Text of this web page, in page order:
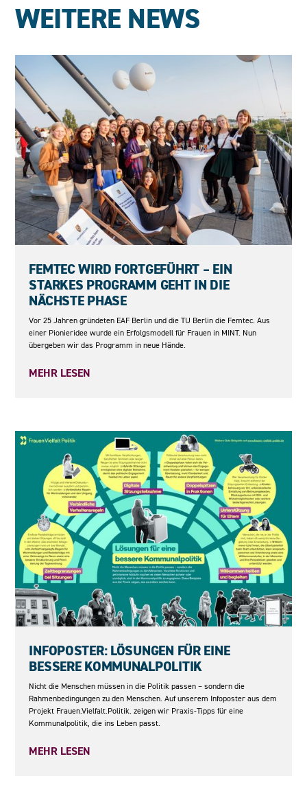
WEITERE NEWS
FEMTEC WIRD FORTGEFÜHRT – EIN
STARKES PROGRAMM GEHT IN DIE
NÄCHSTE PHASE
Vor 25 Jahren gründeten EAF Berlin und die TU Berlin die Femtec. Aus
einer Pionieridee wurde ein Erfolgsmodell für Frauen in MINT. Nun
übergeben wir das Programm in neue Hände.
MEHR LESEN
INFOPOSTER: LÖSUNGEN FÜR EINE
BESSERE KOMMUNALPOLITIK
Nicht die Menschen müssen in die Politik passen – sondern die
Rahmenbedingungen zu den Menschen. Auf unserem Infoposter aus dem
Projekt Frauen.Vielfalt.Politik. zeigen wir Praxis-Tipps für eine
Kommunalpolitik, die ins Leben passt.
MEHR LESEN